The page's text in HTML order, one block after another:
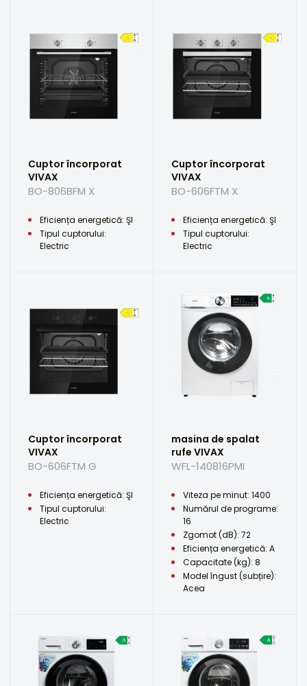
Cuptor încorporat
VIVAX
BO-806BFM X
Eficiența energetică: ŞI
Tipul cuptorului:
Electric
Cuptor încorporat
VIVAX
BO-606FTM X
Eficiența energetică: ŞI
Tipul cuptorului:
Electric
Cuptor încorporat
VIVAX
BO-606FTM G
Eficiența energetică: ŞI
Tipul cuptorului:
Electric
masina de spalat
rufe VIVAX
WFL-140816PMI
Viteza pe minut: 1400
Numărul de programe:
16
Zgomot (dB): 72
Eficiența energetică: A
Capacitate (kg): 8
Model îngust (subțire):
Acea